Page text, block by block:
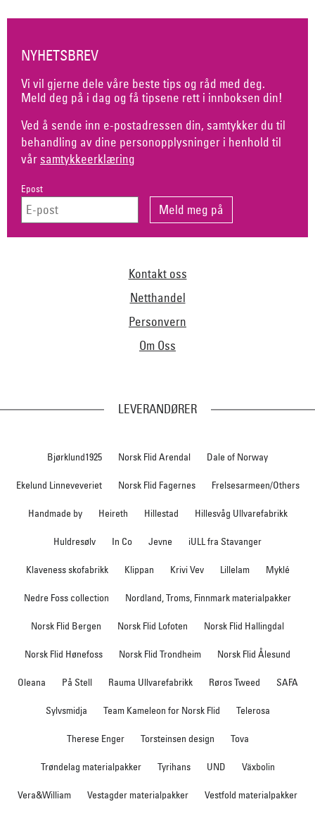
NYHETSBREV
Vi vil gjerne dele våre beste tips og råd med deg.
Meld deg på i dag og få tipsene rett i innboksen din!
Ved å sende inn e-postadressen din, samtykker du til
behandling av dine personopplysninger i henhold til
vår samtykkeerklæring
Epost
Kontakt oss
Netthandel
Personvern
Om Oss
LEVERANDØRER
Bjørklund1925 Norsk Flid Arendal Dale of Norway
Ekelund Linneveveriet Norsk Flid Fagernes Frelsesarmeen/Others
Handmade by Heireth Hillestad Hillesvåg Ullvarefabrikk
Huldresølv In Co Jevne iULL fra Stavanger
Klaveness skofabrikk Klippan Krivi Vev Lillelam Myklé
Nedre Foss collection Nordland, Troms, Finnmark materialpakker
Norsk Flid Bergen Norsk Flid Lofoten Norsk Flid Hallingdal
Norsk Flid Hønefoss Norsk Flid Trondheim Norsk Flid Ålesund
Oleana På Stell Rauma Ullvarefabrikk Røros Tweed SAFA
Sylvsmidja Team Kameleon for Norsk Flid Telerosa
Therese Enger Torsteinsen design Tova
Trøndelag materialpakker Tyrihans UND Växbolin
Vera&William Vestagder materialpakker Vestfold materialpakker